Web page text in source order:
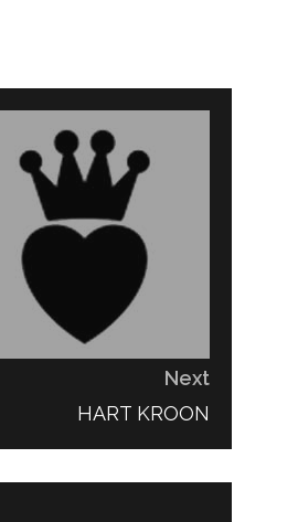
Next
NEXT
HART KROON